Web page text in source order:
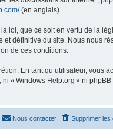
(en anglais).
loi, que ce soit en vertu de la
définitive du site. Nous nous
de ces conditions.
En tant qu’utilisateur, vous
« Windows Help.org » ni
Supprimer les
Nous contacter